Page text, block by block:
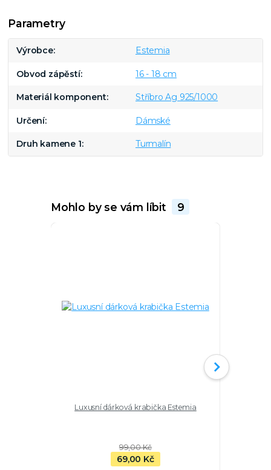
Parametry
Výrobce Estemia
Obvod zápěstí 16 - 18 cm
Materiál komponent Stříbro Ag 925/1000
Určení Dámské
Druh kamene 1 Turmalín
Mohlo by se vám líbit 9
Luxusní dárková krabička Estemia
99,00 Kč
69,00 Kč